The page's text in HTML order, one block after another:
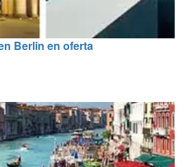
Berlin en oferta